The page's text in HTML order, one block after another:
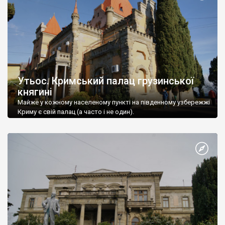
Утьос. Кримський палац грузинської
княгині
Майже у кожному населеному пункті на південному узбережжі
Криму є свій палац (а часто і не один).